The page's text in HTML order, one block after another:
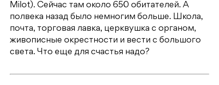
Milot). Сейчас там около 650 обитателей. А
полвека назад было немногим больше. Школа,
почта, торговая лавка, церквушка с органом,
живописные окрестности и вести с большого
света. Что еще для счастья надо?